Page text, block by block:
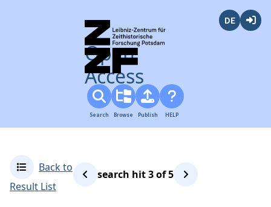
Open
Access
Search Browse Publish HELP
search hit3of5
Back to
Result List